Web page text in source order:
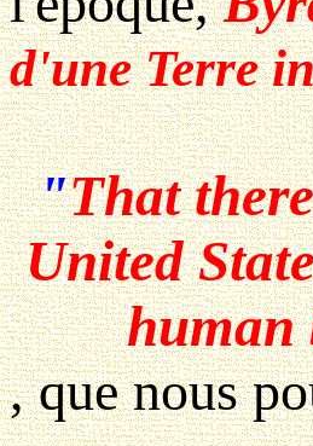
d'une Terre
"That
United
human
, que nous